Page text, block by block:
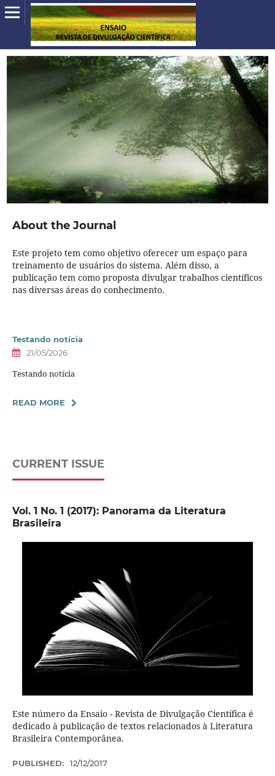
About the Journal
Este projeto tem como objetivo oferecer um espaço para
treinamento de usuários do sistema. Além disso, a
publicação tem como proposta divulgar trabalhos científicos
nas diversas áreas do conhecimento.
Testando notícia
21/05/2026
Testando notícia
READ MORE
CURRENT ISSUE
Vol. 1 No. 1 (2017): Panorama da Literatura
Brasileira
Este número da Ensaio - Revista de Divulgação Científica é
dedicado à publicação de textos relacionados à Literatura
Brasileira Contemporânea.
PUBLISHED: 12/12/2017